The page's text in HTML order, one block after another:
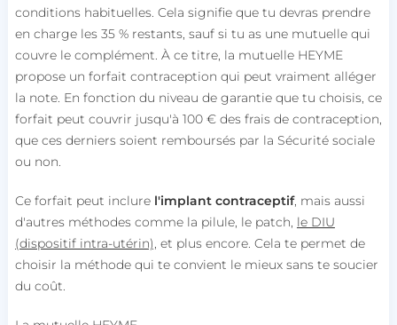
conditions habituelles. Cela signifie que tu devras prendre
en charge les 35 % restants, sauf si tu as une mutuelle qui
couvre le complément. À ce titre, la mutuelle HEYME
propose un forfait contraception qui peut vraiment alléger
la note. En fonction du niveau de garantie que tu choisis, ce
forfait peut couvrir jusqu'à 100 € des frais de contraception,
que ces derniers soient remboursés par la Sécurité sociale
ou non.
Ce forfait peut inclure l'implant contraceptif, mais aussi
d'autres méthodes comme la pilule, le patch, le DIU
(dispositif intra-utérin), et plus encore. Cela te permet de
choisir la méthode qui te convient le mieux sans te soucier
du coût.